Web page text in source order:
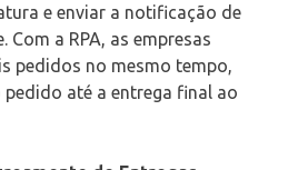
e enviar a notificação de
a RPA, as empresas
pedidos no mesmo tempo,
até a entrega final ao